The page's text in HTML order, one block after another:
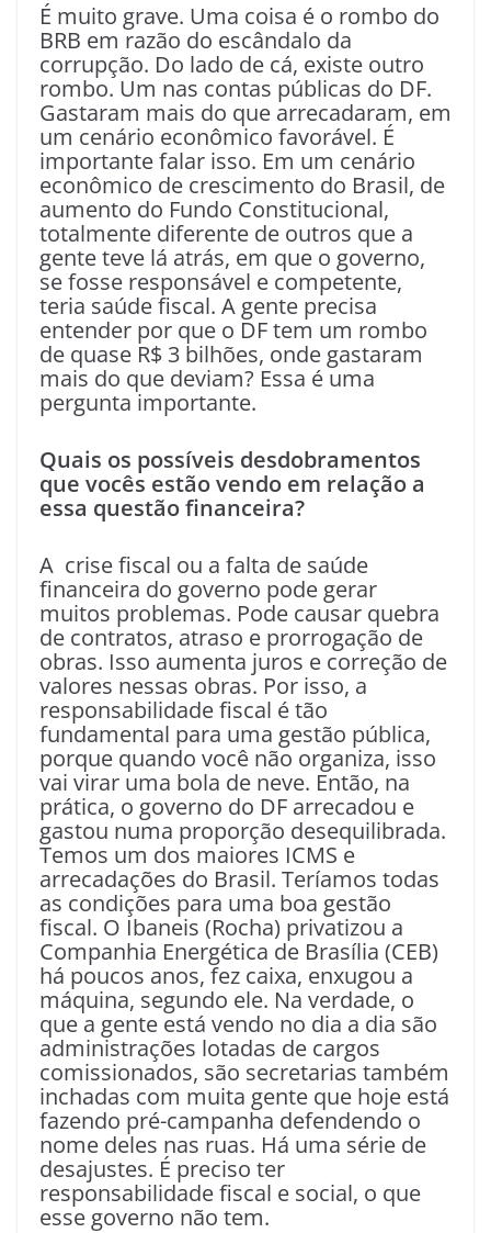
É muito grave. Uma coisa é o rombo do
BRB em razão do escândalo da
corrupção. Do lado de cá, existe outro
rombo. Um nas contas públicas do DF.
Gastaram mais do que arrecadaram, em
um cenário econômico favorável. É
importante falar isso. Em um cenário
econômico de crescimento do Brasil, de
aumento do Fundo Constitucional,
totalmente diferente de outros que a
gente teve lá atrás, em que o governo,
se fosse responsável e competente,
teria saúde fiscal. A gente precisa
entender por que o DF tem um rombo
de quase R$ 3 bilhões, onde gastaram
mais do que deviam? Essa é uma
pergunta importante.
Quais os possíveis desdobramentos
que vocês estão vendo em relação a
essa questão financeira?
A crise fiscal ou a falta de saúde
financeira do governo pode gerar
muitos problemas. Pode causar quebra
de contratos, atraso e prorrogação de
obras. Isso aumenta juros e correção de
valores nessas obras. Por isso, a
responsabilidade fiscal é tão
fundamental para uma gestão pública,
porque quando você não organiza, isso
vai virar uma bola de neve. Então, na
prática, o governo do DF arrecadou e
gastou numa proporção desequilibrada.
Temos um dos maiores ICMS e
arrecadações do Brasil. Teríamos todas
as condições para uma boa gestão
fiscal. O Ibaneis (Rocha) privatizou a
Companhia Energética de Brasília (CEB)
há poucos anos, fez caixa, enxugou a
máquina, segundo ele. Na verdade, o
que a gente está vendo no dia a dia são
administrações lotadas de cargos
comissionados, são secretarias também
inchadas com muita gente que hoje está
fazendo pré-campanha defendendo o
nome deles nas ruas. Há uma série de
desajustes. É preciso ter
responsabilidade fiscal e social, o que
esse governo não tem.